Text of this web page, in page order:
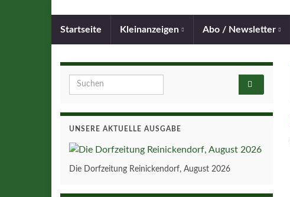
Startseite Kleinanzeigen Abo / Newsletter
Search for:
UNSERE AKTUELLE AUSGABE
Die Dorfzeitung Reinickendorf, August 2026